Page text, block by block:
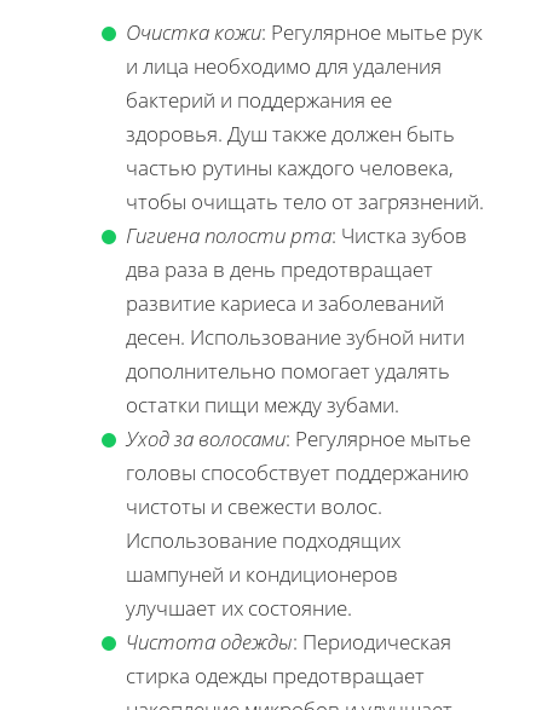
Очистка кожи: Регулярное мытье рук
и лица необходимо для удаления
бактерий и поддержания ее
здоровья. Душ также должен быть
частью рутины каждого человека,
чтобы очищать тело от загрязнений.
Гигиена полости рта: Чистка зубов
два раза в день предотвращает
развитие кариеса и заболеваний
десен. Использование зубной нити
дополнительно помогает удалять
остатки пищи между зубами.
Уход за волосами: Регулярное мытье
головы способствует поддержанию
чистоты и свежести волос.
Использование подходящих
шампуней и кондиционеров
улучшает их состояние.
Чистота одежды: Периодическая
стирка одежды предотвращает